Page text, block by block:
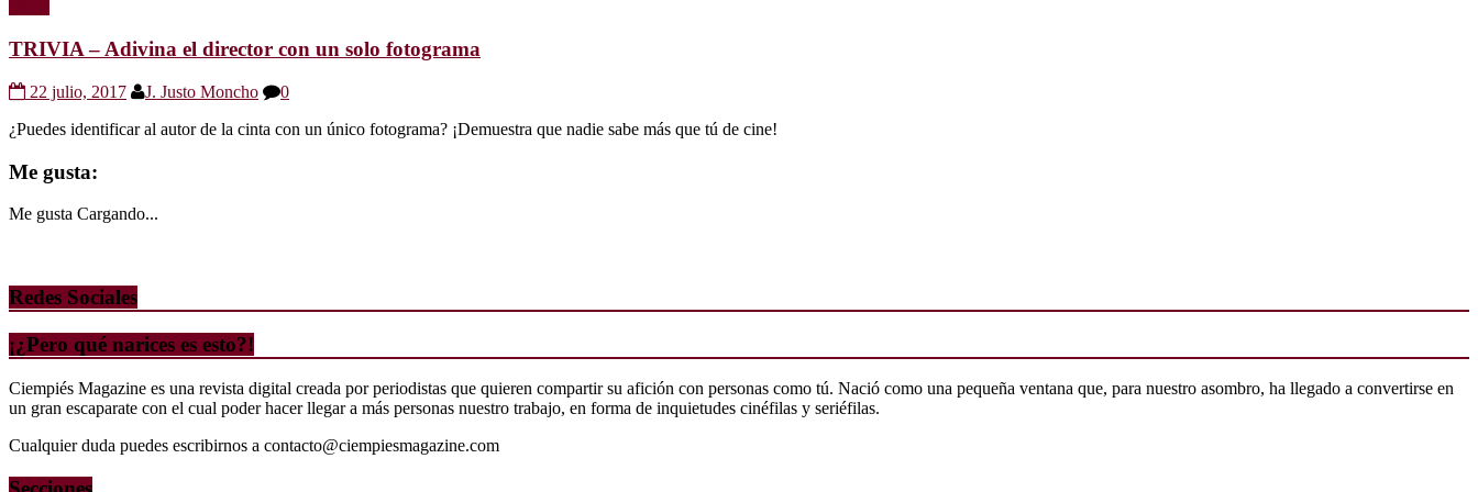
TRIVIA – Adivina el director con un solo fotograma
22 julio, 2017 J. Justo Moncho
0
¿Puedes identificar al autor de la cinta con un único fotograma? ¡Demuestra que nadie sabe más que tú de cine!
Me gusta:
Me gusta Cargando...
Redes Sociales
¡¿Pero qué narices es esto?!
Ciempiés Magazine es una revista digital creada por periodistas que quieren compartir su afición con personas como tú. Nació como una pequeña ventana que, para nuestro asombro, ha llegado a convertirse en
un gran escaparate con el cual poder hacer llegar a más personas nuestro trabajo, en forma de inquietudes cinéfilas y seriéfilas.
Cualquier duda puedes escribirnos a contacto@ciempiesmagazine.com